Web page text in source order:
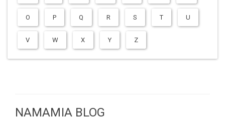
O P Q R S T U
V W X Y Z
NAMAMIA BLOG